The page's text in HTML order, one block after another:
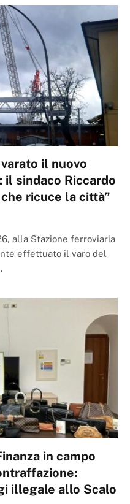
il nuovo
il sindaco Riccardo
ricuce la città”
alla Stazione ferroviaria
effettuato il varo del
in campo
illegale allo Scalo